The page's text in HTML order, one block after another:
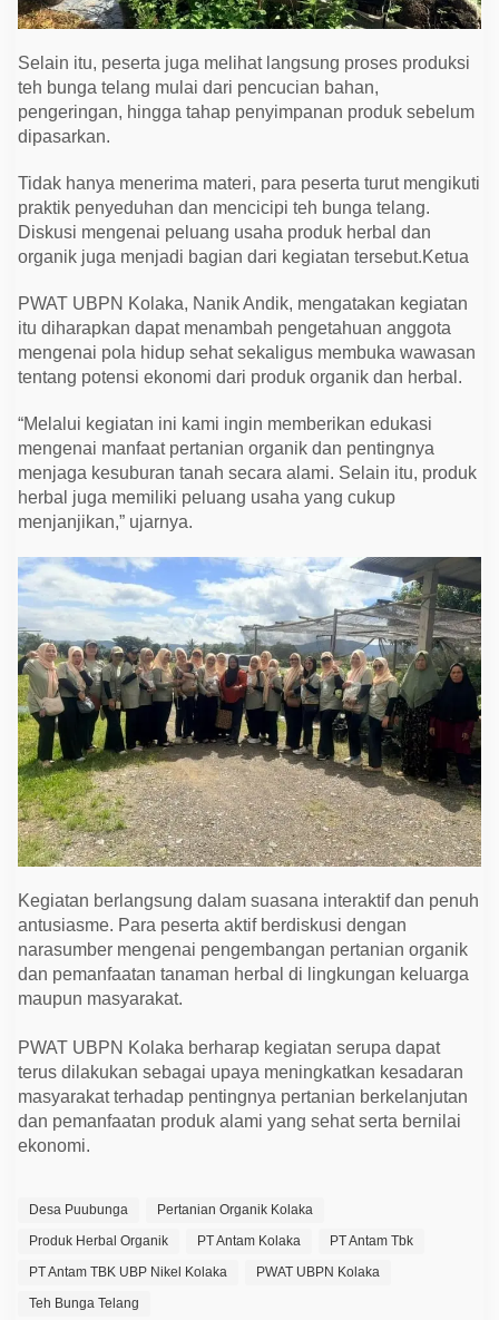
Selain itu, peserta juga melihat langsung proses produksi
teh bunga telang mulai dari pencucian bahan,
pengeringan, hingga tahap penyimpanan produk sebelum
dipasarkan.
Tidak hanya menerima materi, para peserta turut mengikuti
praktik penyeduhan dan mencicipi teh bunga telang.
Diskusi mengenai peluang usaha produk herbal dan
organik juga menjadi bagian dari kegiatan tersebut.Ketua
PWAT UBPN Kolaka, Nanik Andik, mengatakan kegiatan
itu diharapkan dapat menambah pengetahuan anggota
mengenai pola hidup sehat sekaligus membuka wawasan
tentang potensi ekonomi dari produk organik dan herbal.
“Melalui kegiatan ini kami ingin memberikan edukasi
mengenai manfaat pertanian organik dan pentingnya
menjaga kesuburan tanah secara alami. Selain itu, produk
herbal juga memiliki peluang usaha yang cukup
menjanjikan,” ujarnya.
Kegiatan berlangsung dalam suasana interaktif dan penuh
antusiasme. Para peserta aktif berdiskusi dengan
narasumber mengenai pengembangan pertanian organik
dan pemanfaatan tanaman herbal di lingkungan keluarga
maupun masyarakat.
PWAT UBPN Kolaka berharap kegiatan serupa dapat
terus dilakukan sebagai upaya meningkatkan kesadaran
masyarakat terhadap pentingnya pertanian berkelanjutan
dan pemanfaatan produk alami yang sehat serta bernilai
ekonomi.
Desa Puubunga
Pertanian Organik Kolaka
Produk Herbal Organik
PT Antam Kolaka
PT Antam Tbk
PT Antam TBK UBP Nikel Kolaka
PWAT UBPN Kolaka
Teh Bunga Telang